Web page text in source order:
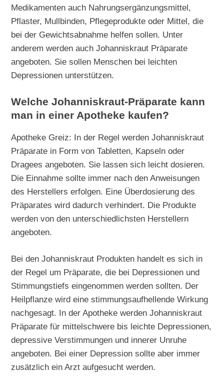
Medikamenten auch Nahrungsergänzungsmittel,
Pflaster, Mullbinden, Pflegeprodukte oder Mittel, die
bei der Gewichtsabnahme helfen sollen. Unter
anderem werden auch Johanniskraut Präparate
angeboten. Sie sollen Menschen bei leichten
Depressionen unterstützen.
Welche Johanniskraut-Präparate kann
man in einer Apotheke kaufen?
Apotheke Greiz: In der Regel werden Johanniskraut
Präparate in Form von Tabletten, Kapseln oder
Dragees angeboten. Sie lassen sich leicht dosieren.
Die Einnahme sollte immer nach den Anweisungen
des Herstellers erfolgen. Eine Überdosierung des
Präparates wird dadurch verhindert. Die Produkte
werden von den unterschiedlichsten Herstellern
angeboten.
Bei den Johanniskraut Produkten handelt es sich in
der Regel um Präparate, die bei Depressionen und
Stimmungstiefs eingenommen werden sollten. Der
Heilpflanze wird eine stimmungsaufhellende Wirkung
nachgesagt. In der Apotheke werden Johanniskraut
Präparate für mittelschwere bis leichte Depressionen,
depressive Verstimmungen und innerer Unruhe
angeboten. Bei einer Depression sollte aber immer
zusätzlich ein Arzt aufgesucht werden.